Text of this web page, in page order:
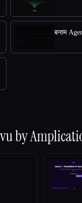
बनाम
by